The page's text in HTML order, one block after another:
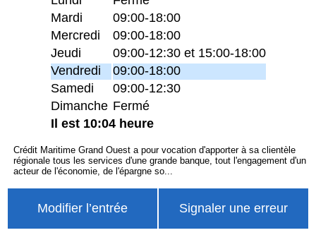
Mardi
09:00-18:00
Mercredi
09:00-18:00
Jeudi
09:00-12:30 et 15:00-18:00
Vendredi
09:00-18:00
Samedi
09:00-12:30
Dimanche Fermé
Il est 10:04 heure
Crédit Maritime Grand Ouest a pour vocation d'apporter à sa clientèle
régionale tous les services d'une grande banque, tout l'engagement d'un
acteur de l'économie, de l'épargne so...
Modifier l’entrée Signaler une erreur